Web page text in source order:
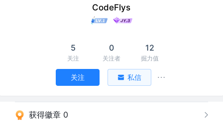
CodeFlys
5
关注
0
关注者
12
掘力值
关注 私信
获得徽章 0